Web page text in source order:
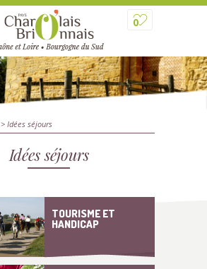
0
> Idées séjours
Idées séjours
TOURISME ET
HANDICAP